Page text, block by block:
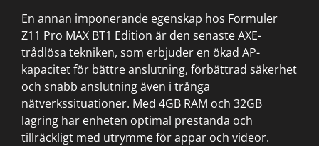
En annan imponerande egenskap hos Formuler
Z11 Pro MAX BT1 Edition är den senaste AXE-
trådlösa tekniken, som erbjuder en ökad AP-
kapacitet för bättre anslutning, förbättrad säkerhet
och snabb anslutning även i trånga
nätverkssituationer. Med 4GB RAM och 32GB
lagring har enheten optimal prestanda och
tillräckligt med utrymme för appar och videor.